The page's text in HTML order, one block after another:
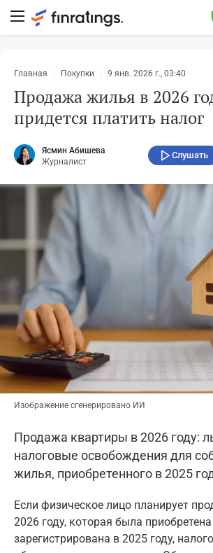
Главная Покупки 9 янв. 2026 г., 03:40
Продажа жилья в 2026
придется платить налог
Ясмин Абишева
Журналист
Слушать
Изображение сгенерировано ИИ
Продажа квартиры в 2026 году:
налоговые освобождения для
жилья, приобретенного в 2025
Если физическое лицо планирует
2026 году, которая была
зарегистрирована в 2025 году,